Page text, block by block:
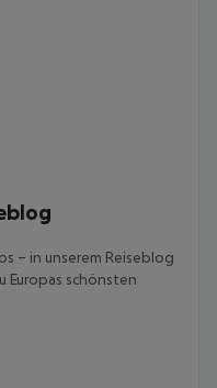
– in unserem Reiseblog
Europas schönsten